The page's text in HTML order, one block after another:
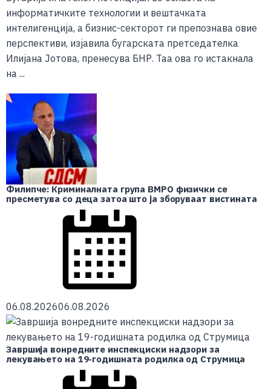
информатичките технологии и вештачката
интелигенција, а бизнис-секторот ги препознава овие
перспективи, изјавила бугарската претседателка
Илијана Јотова, пренесува БНР. Таа ова го истакнала
на ...
Филипче: Криминалната група ВМРО физички се
пресметува со деца затоа што ја зборуваат вистината
06.08.202606.08.2026
Завршија вонредните инспекциски надзори за
лекувањето на 19-годишната родилка од Струмица